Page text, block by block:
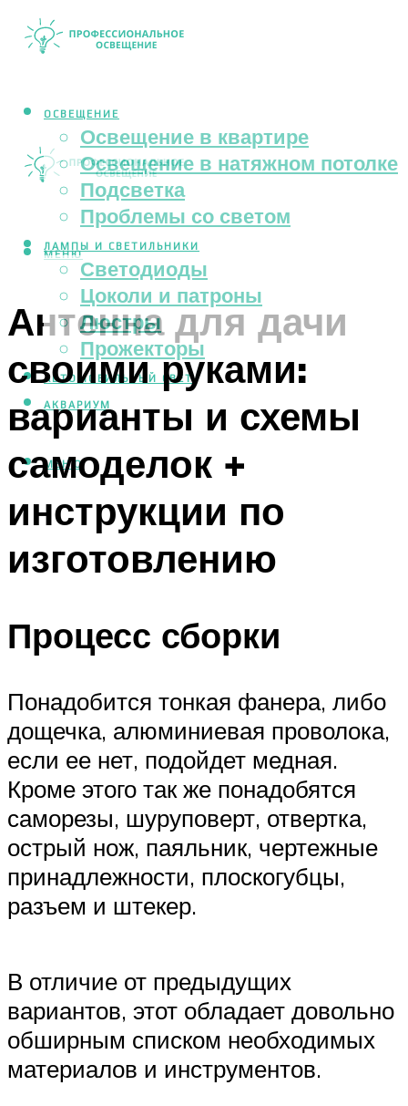
ОСВЕЩЕНИЕ
Освещение в квартире
Освещение в натяжном потолке
Подсветка
Проблемы со светом
ЛАМПЫ И СВЕТИЛЬНИКИ
Светодиоды
Цоколи и патроны
Люстры
Прожекторы
АВТОМОБИЛЬНЫЙ СВЕТ
АКВАРИУМ
МЕНЮ
МЕНЮ
Антенна для дачи
своими руками:
варианты и схемы
самоделок +
инструкции по
изготовлению
Процесс сборки
Понадобится тонкая фанера, либо
дощечка, алюминиевая проволока,
если ее нет, подойдет медная.
Кроме этого так же понадобятся
саморезы, шуруповерт, отвертка,
острый нож, паяльник, чертежные
принадлежности, плоскогубцы,
разъем и штекер.
В отличие от предыдущих
вариантов, этот обладает довольно
обширным списком необходимых
материалов и инструментов.